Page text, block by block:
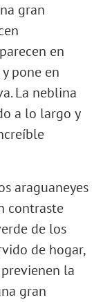
gran
en
pone en
La neblina
a lo largo y
araguaneyes
contraste
de los
de hogar,
la
gran